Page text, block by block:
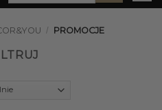
/ PROMOCJE